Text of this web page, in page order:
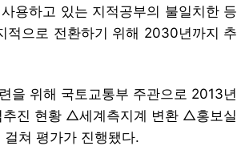
용하고 있는 지적공부의 불일치한 등
적으로 전환하기 위해 2030년까지 추
을 위해 국토교통부 주관으로 2013년
진 현황 △세계측지계 변환 △홍보실
쳐 평가가 진행됐다.